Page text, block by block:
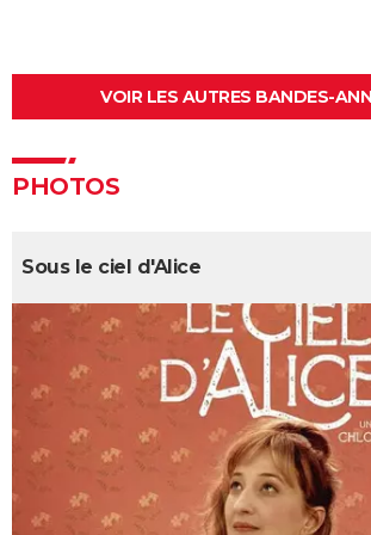
La Cité de la peur : Valérie Lemercier
bourde lors du tournage, l'avez-
Qu'est-ce qu'on a fait au Bon Dieu 3 :
Les Tuche 4 : la mort de Michel
pour Jean-Paul Rouve
En même temps
Les Aventures de Rabbi Jacob
L'Origine du monde
OSS 117 3 : que disent les critiques
Monty Python, Sacré Graal
VOIR LES AUTRES BANDES-
PHOTOS
Sous le ciel d'Alice